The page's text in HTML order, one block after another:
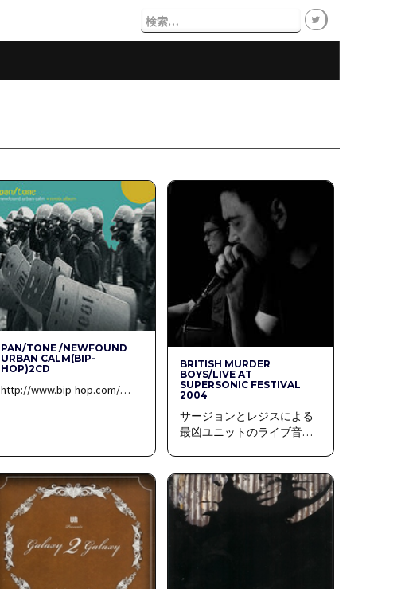
検
索:
PAN/TONE /NEWFOUND
URBAN CALM(BIP-
HOP)2CD
http://www.bip-hop.com/…
BRITISH MURDER
BOYS/LIVE AT
SUPERSONIC FESTIVAL
2004
サージョンとレジスによる
最凶ユニットのライブ音…